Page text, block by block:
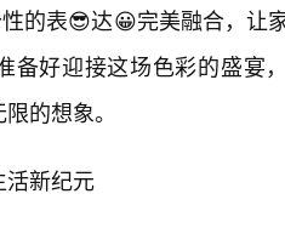
的表😎达😀完美融合，让
备好迎接这场色彩的盛宴
的想象。
活新纪元